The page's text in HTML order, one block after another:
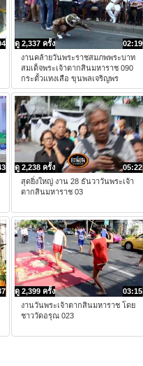
02:19
ดู 2,337 ครั้ง
งานคล้ายวันพระราชสมภพพระบาท
สมเด็จพระเจ้าตากสินมหาราช 090
กระตั้วแทงเสือ ขุนพลเจริญพร
05:22
ดู 2,238 ครั้ง
สุดยิ่งใหญ่ งาน 28 ธันวาวันพระเจ้า
ตากสินมหาราช 03
03:15
ดู 2,399 ครั้ง
งานวันพระเจ้าตากสินมหาราช โดย
ชาววัดอรุณ 023